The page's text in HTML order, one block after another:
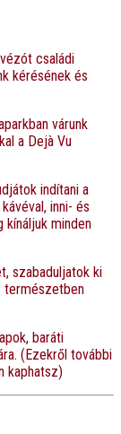
családi
kérésének és
várunk
a Dejà Vu
indítani a
inni- és
kínáljuk minden
szabaduljatok ki
természetben
baráti
(Ezekről további
kaphatsz)